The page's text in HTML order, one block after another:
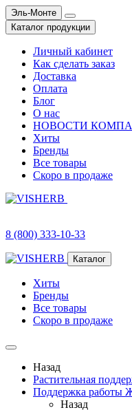
Эль-Монте
Каталог продукции
Личный кабинет
Как сделать заказ
Доставка
Оплата
Блог
О нас
НОВОСТИ
Хиты
Бренды
Все товары
Скоро в продаже
8 (800) 333-10-33
Каталог
Хиты
Бренды
Все товары
Скоро в продаже
Назад
Растительная
Поддержка работы
Назад